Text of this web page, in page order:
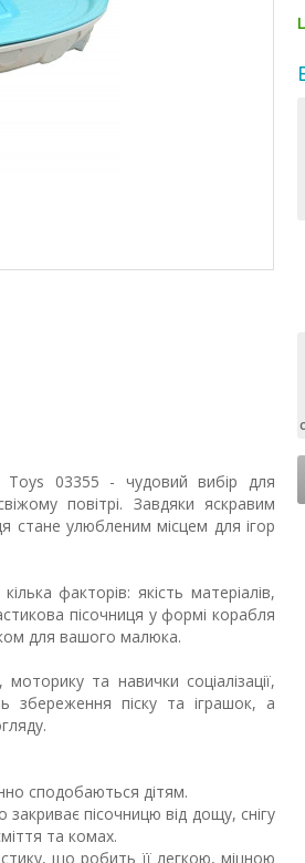
Toys 03355 - чудовий вибір для
повітрі. Завдяки яскравим
стане улюбленим місцем для ігор
факторів: якість матеріалів,
пісочниця у формі корабля
для вашого малюка.
та навички соціалізації,
збереження піску та іграшок, а
сподобаються дітям.
пісочницю від дощу, снігу
та комах.
що робить її легкою, міцною